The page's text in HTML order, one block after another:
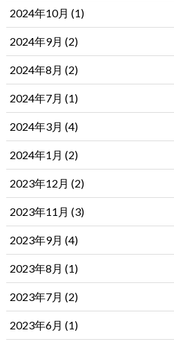
2024年10月 (1)
2024年9月 (2)
2024年8月 (2)
2024年7月 (1)
2024年3月 (4)
2024年1月 (2)
2023年12月 (2)
2023年11月 (3)
2023年9月 (4)
2023年8月 (1)
2023年7月 (2)
2023年6月 (1)